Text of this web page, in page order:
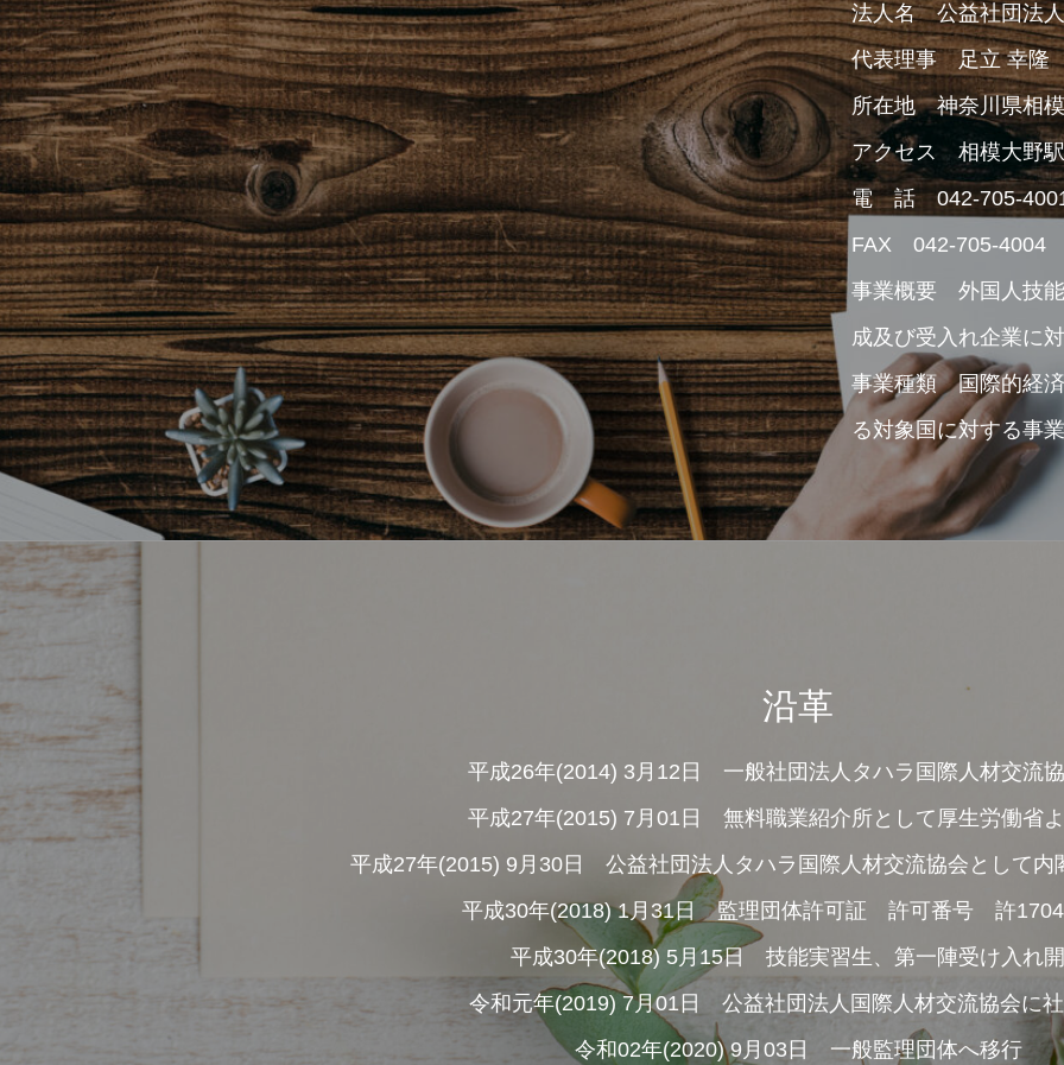
法人名 公益社団法
代表理事 足立 幸隆
所在地 神奈川県相
アクセス 相模大野
電 話 042-705-
FAX 042-705-4004
事業概要 外国人技能
成及び受入れ企業に
事業種類 国際的経済
る対象国に対する事
沿革
平成26年(2014) 3月12日 一般社団法人タハラ国際人材交流
平成27年(2015) 7月01日 無料職業紹介所として厚生労働省
平成27年(2015) 9月30日 公益社団法人タハラ国際人材交流協会として内
平成30年(2018) 1月31日 監理団体許可証 許可番号 許
平成30年(2018) 5月15日 技能実習生、第一陣受け入れ
令和元年(2019) 7月01日 公益社団法人国際人材交流協会に
令和02年(2020) 9月03日 一般監理団体へ移行